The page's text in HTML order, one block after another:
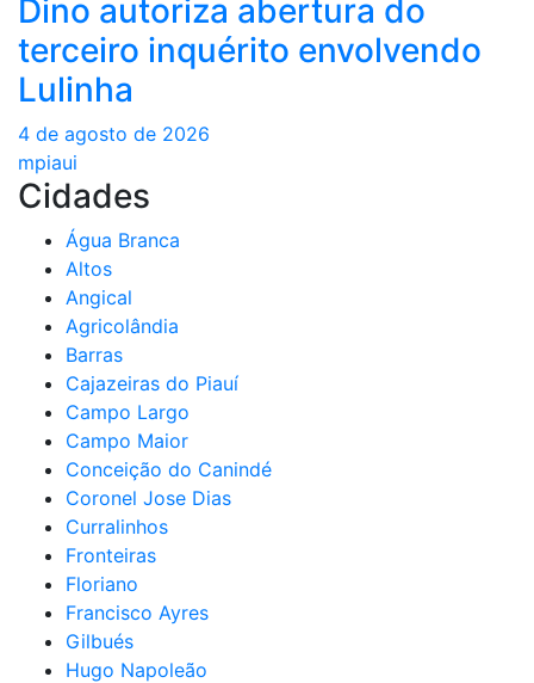
Dino autoriza abertura do
terceiro inquérito envolvendo
Lulinha
4 de agosto de 2026
mpiaui
Cidades
Água Branca
Altos
Angical
Agricolândia
Barras
Cajazeiras do Piauí
Campo Largo
Campo Maior
Conceição do Canindé
Coronel Jose Dias
Curralinhos
Fronteiras
Floriano
Francisco Ayres
Gilbués
Hugo Napoleão